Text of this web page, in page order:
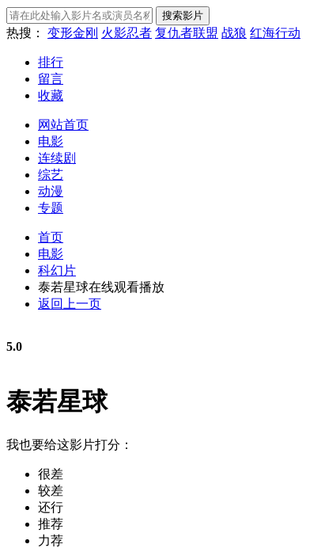
热搜： 变形金刚 火影忍者 复仇者联盟 战狼 红海行动
排行
留言
收藏
网站首页
电影
连续剧
综艺
动漫
专题
首页
电影
科幻片
泰若星球在线观看播放
返回上一页
5.0
泰若星球
我也要给这影片打分：
很差
较差
还行
推荐
力荐